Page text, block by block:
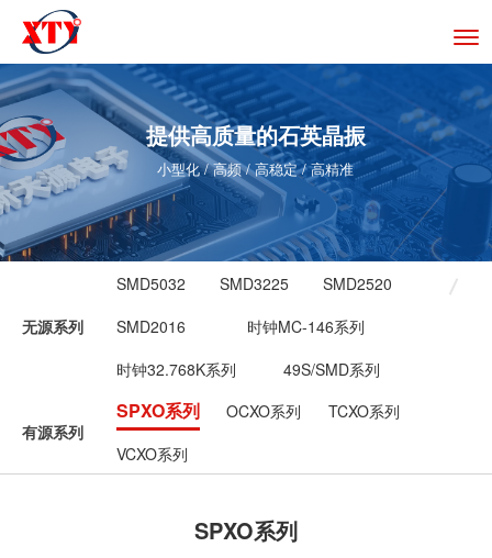
切
换
导
航
提供高质量的石英晶振
小型化 / 高频 / 高稳定 / 高精准
无源系列
SMD5032 SMD3225
SMD2520
SMD2016
时钟MC-146系列
时钟32.768K系列
49S/SMD系列
有源系列
SPXO系列 OCXO系列
TCXO系列
VCXO系列
SPXO系列